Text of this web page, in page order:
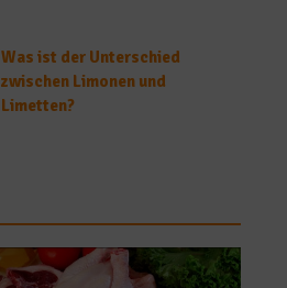
Was ist der Unterschied
zwischen Limonen und
Limetten?